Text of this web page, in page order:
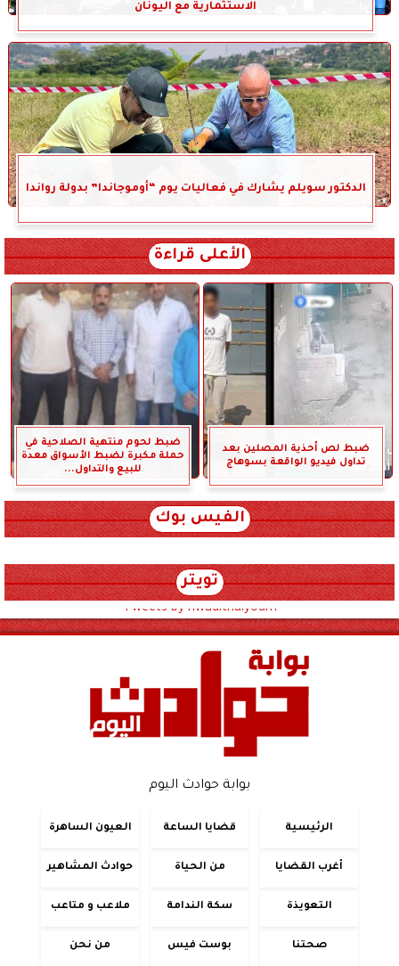
الاستثمارية مع اليونان
الدكتور سويلم يشارك في فعاليات يوم “أوموجاندا” بدولة رواندا
الأعلى قراءة
ضبط لص أحذية المصلين بعد
تداول فيديو الواقعة بسوهاج
ضبط لحوم منتهية الصلاحية في
حملة مكبرة لضبط الأسواق معدة
للبيع والتداول...
الفيس بوك
تويتر
Tweets by hwadithalyoum
بوابة حوادث اليوم
الرئيسية قضايا الساعة العيون الساهرة
أغرب القضايا من الحياة حوادث المشاهير
التعويذة سكة الندامة ملاعب و متاعب
صحتنا بوست فيس من نحن